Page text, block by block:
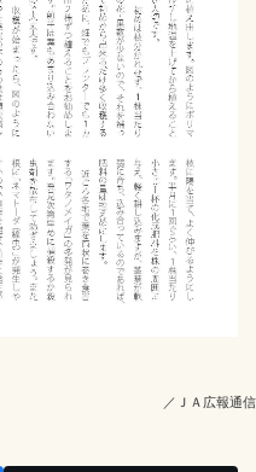
／ＪＡ広報通信